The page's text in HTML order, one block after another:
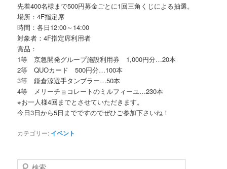
先着400名様まで500円募金ごとに1回三角くじによる抽選。
場所：4F指定席
時間：各日12:00～14:00
対象者：4F指定席利用者
賞品：
1等 京急開発グループ施設利用券 1,000円分…20本
2等 QUOカード 500円分…100本
3等 鎌倉涼選手タンブラー…50本
4等 メリーチョコレートのミルフィーユ…230本
※お一人様4回までとさせていただきます。
今日3日から5日までですのでぜひご参加下さいね！
カテゴリー: イベント
検索